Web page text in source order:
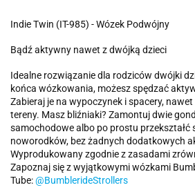
Indie Twin (IT-985) - Wózek Podwójny
Bądź aktywny nawet z dwójką dzieci
Idealne rozwiązanie dla rodziców dwójki
końca wózkowania, możesz spędzać
Zabieraj je na wypoczynek i spacery,
tereny. Masz bliźniaki? Zamontuj dwie
samochodowe albo po prostu przekształć
noworodków, bez żadnych dodatkowych
Wyprodukowany zgodnie z zasadami
Zapoznaj się z wyjątkowymi wózkami
Tube:@BumblerideStrollers